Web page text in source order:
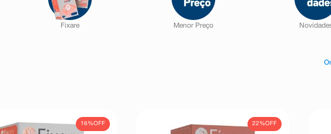
16%OFF 22%OFF